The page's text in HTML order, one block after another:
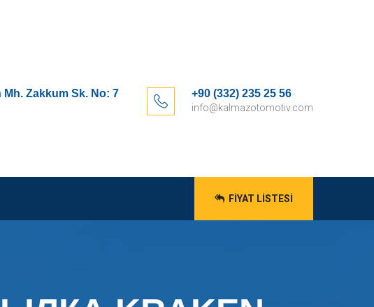
Mh. Zakkum Sk. No: 7 +90 (332) 235 25 56
info@kalmazotomotiv.com
FIYAT LISTESI